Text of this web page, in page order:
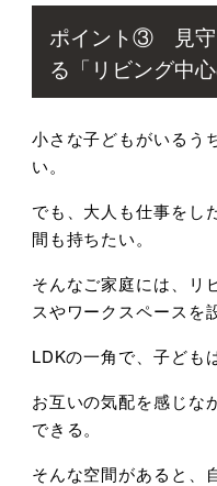
ポイント③ 見守
る「リビング中心
小さな子どもがいるう
い。
でも、大人も仕事をし
間も持ちたい。
そんなご家庭には、リ
スやワークスペースを
LDKの一角で、子ども
お互いの気配を感じな
できる。
そんな空間があると、